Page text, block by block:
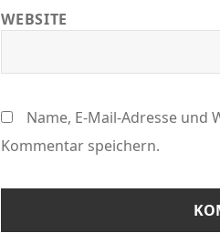
WEBSITE
Name, E-Mail-Adresse und
Kommentar speichern.